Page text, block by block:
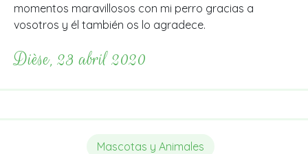
momentos maravillosos con mi perro gracias a
vosotros y él también os lo agradece.
Dièse, 23 abril 2020
Mascotas y Animales